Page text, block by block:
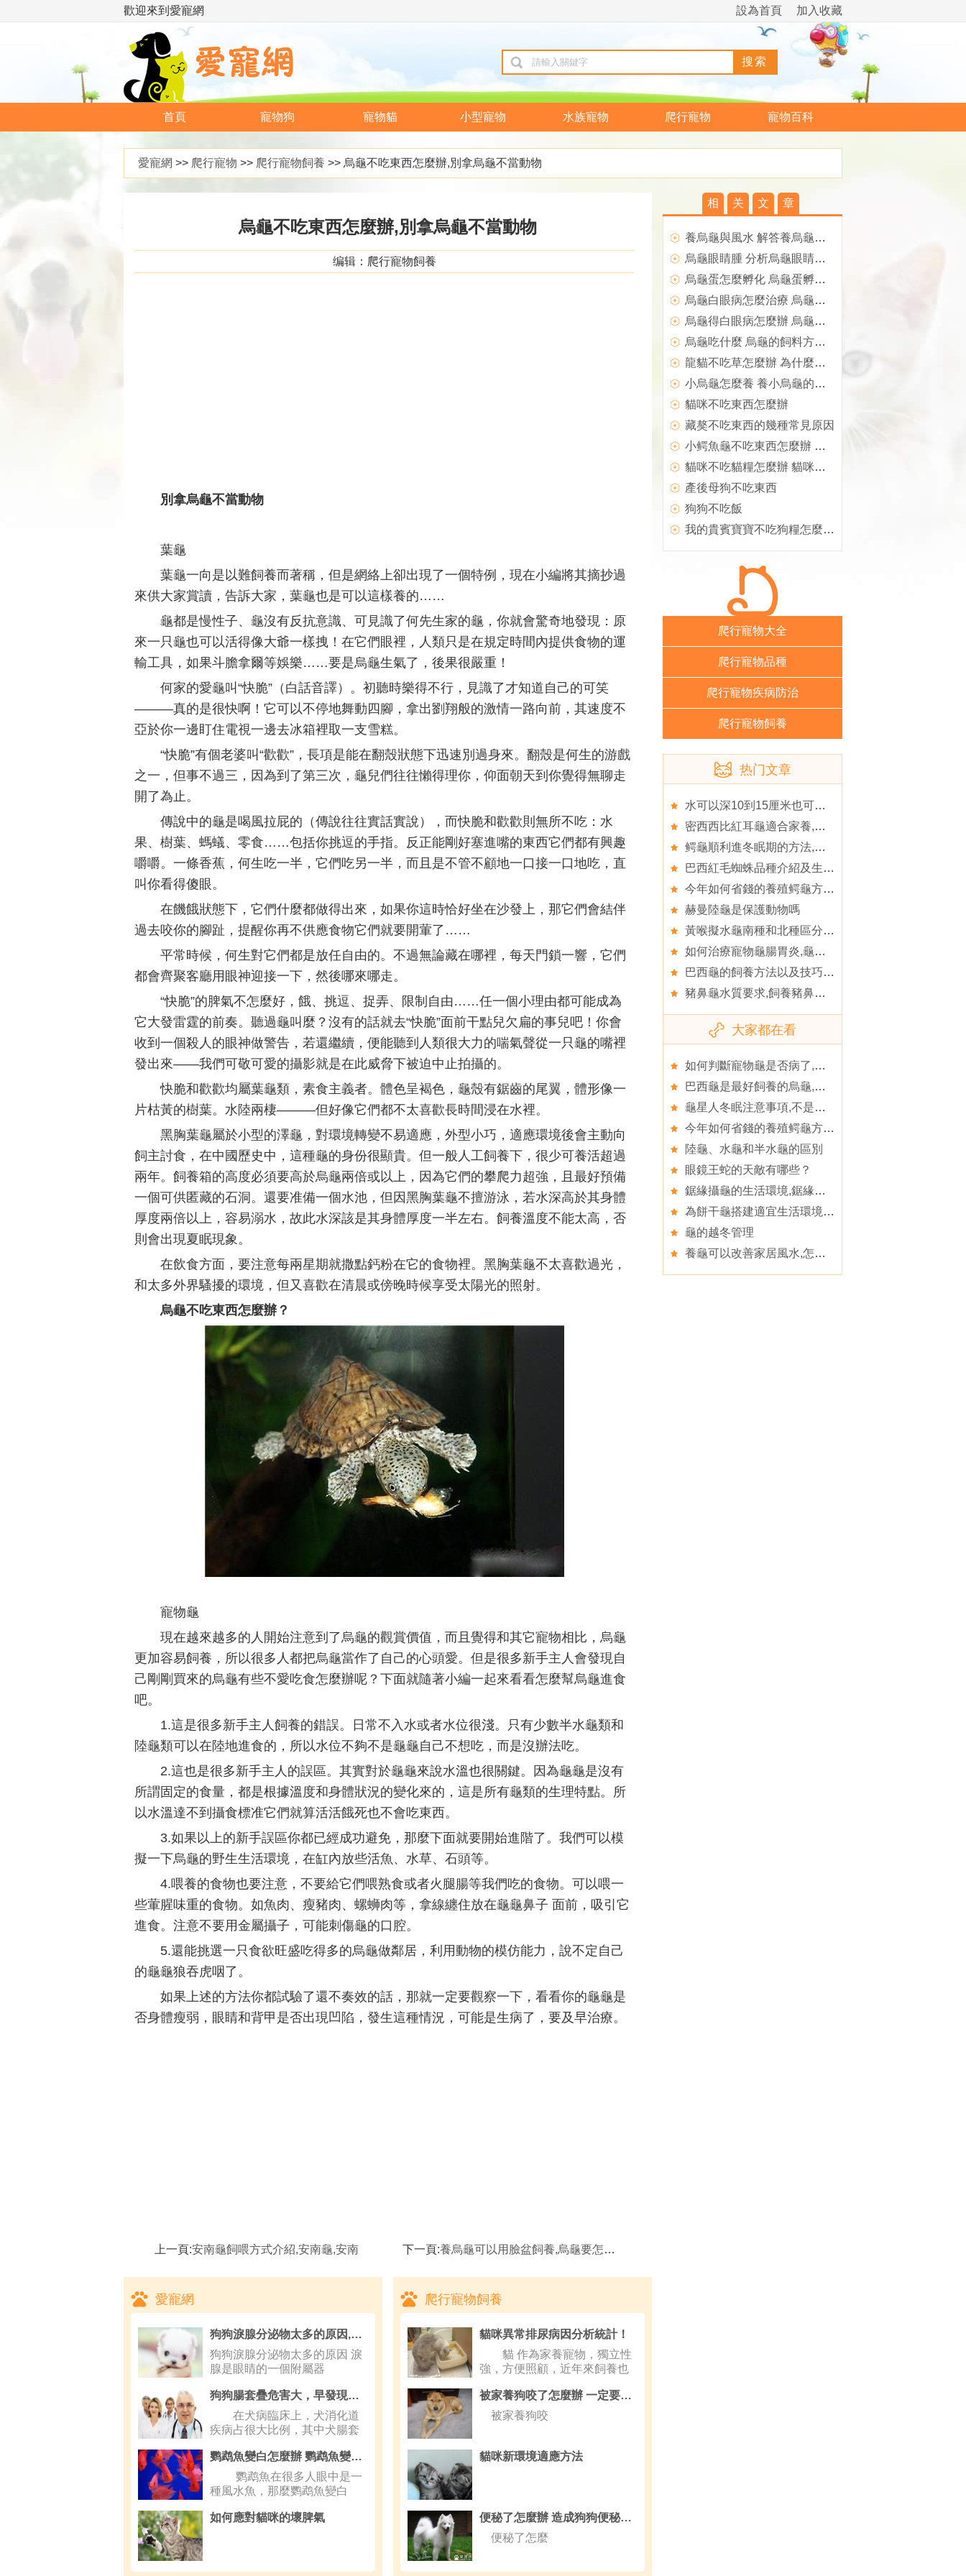
歡迎來到愛寵網 加入收藏
設為首頁
首頁 寵物狗 寵物貓 小型寵物 水族寵物 爬行寵物 寵物百科
愛寵網 >> 爬行寵物 >> 爬行寵物飼養 >> 烏龜不吃東西怎麼辦,別拿烏龜不當動物
烏龜不吃東西怎麼辦,別拿烏龜不當動物
编辑：爬行寵物飼養
別拿烏龜不當動物
葉龜
葉龜一向是以難飼養而著稱，但是網絡上卻出現了一個特例，現在小編將其摘抄過
來供大家賞讀，告訴大家，葉龜也是可以這樣養的……
龜都是慢性子、龜沒有反抗意識、可見識了何先生家的龜，你就會驚奇地發現：原
來一只龜也可以活得像大爺一樣拽！在它們眼裡，人類只是在規定時間內提供食物的運
輸工具，如果斗膽拿爾等娛樂……要是烏龜生氣了，後果很嚴重！
何家的愛龜叫“快脆”（白話音譯）。初聽時樂得不行，見識了才知道自己的可笑
———真的是很快啊！它可以不停地舞動四腳，拿出劉翔般的激情一路向前，其速度不
亞於你一邊盯住電視一邊去冰箱裡取一支雪糕。
“快脆”有個老婆叫“歡歡”，長項是能在翻殼狀態下迅速別過身來。翻殼是何生的游戲
之一，但事不過三，因為到了第三次，龜兒們往往懶得理你，仰面朝天到你覺得無聊走
開了為止。
傳說中的龜是喝風拉屁的（傳說往往實話實說），而快脆和歡歡則無所不吃：水
果、樹葉、螞蟻、零食……包括你挑逗的手指。反正能剛好塞進嘴的東西它們都有興趣
嚼嚼。一條香蕉，何生吃一半，它們吃另一半，而且是不管不顧地一口接一口地吃，直
叫你看得傻眼。
在饑餓狀態下，它們什麼都做得出來，如果你這時恰好坐在沙發上，那它們會結伴
過去咬你的腳趾，提醒你再不供應食物它們就要開葷了……
平常時候，何生對它們都是放任自由的。不過無論藏在哪裡，每天門鎖一響，它們
都會齊聚客廳用眼神迎接一下，然後哪來哪走。
“快脆”的脾氣不怎麼好，餓、挑逗、捉弄、限制自由……任一個小理由都可能成為
它大發雷霆的前奏。聽過龜叫麼？沒有的話就去“快脆”面前干點兒欠扁的事兒吧！你會
收到一個殺人的眼神做警告，若還繼續，便能聽到人類很大力的喘氣聲從一只龜的嘴裡
發出來——我們可敬可愛的攝影就是在此威脅下被迫中止拍攝的。
快脆和歡歡均屬葉龜類，素食主義者。體色呈褐色，龜殼有鋸齒的尾翼，體形像一
片枯黃的樹葉。水陸兩棲———但好像它們都不太喜歡長時間浸在水裡。
黑胸葉龜屬於小型的澤龜，對環境轉變不易適應，外型小巧，適應環境後會主動向
飼主討食，在中國歷史中，這種龜的身份很顯貴。但一般人工飼養下，很少可養活超過
兩年。飼養箱的高度必須要高於烏龜兩倍或以上，因為它們的攀爬力超強，且最好預備
一個可供匿藏的石洞。還要准備一個水池，但因黑胸葉龜不擅游泳，若水深高於其身體
厚度兩倍以上，容易溺水，故此水深該是其身體厚度一半左右。飼養溫度不能太高，否
則會出現夏眠現象。
在飲食方面，要注意每兩星期就撒點鈣粉在它的食物裡。黑胸葉龜不太喜歡過光，
和太多外界騷擾的環境，但又喜歡在清晨或傍晚時候享受太陽光的照射。
烏龜不吃東西怎麼辦？
寵物龜
現在越來越多的人開始注意到了烏龜的觀賞價值，而且覺得和其它寵物相比，烏龜
更加容易飼養，所以很多人都把烏龜當作了自己的心頭愛。但是很多新手主人會發現自
己剛剛買來的烏龜有些不愛吃食怎麼辦呢？下面就隨著小編一起來看看怎麼幫烏龜進食
吧。
1.這是很多新手主人飼養的錯誤。日常不入水或者水位很淺。只有少數半水龜類和
陸龜類可以在陸地進食的，所以水位不夠不是龜龜自己不想吃，而是沒辦法吃。
2.這也是很多新手主人的誤區。其實對於龜龜來說水溫也很關鍵。因為龜龜是沒有
所謂固定的食量，都是根據溫度和身體狀況的變化來的，這是所有龜類的生理特點。所
以水溫達不到攝食標准它們就算活活餓死也不會吃東西。
3.如果以上的新手誤區你都已經成功避免，那麼下面就要開始進階了。我們可以模
擬一下烏龜的野生生活環境，在缸內放些活魚、水草、石頭等。
4.喂養的食物也要注意，不要給它們喂熟食或者火腿腸等我們吃的食物。可以喂一
些葷腥味重的食物。如魚肉、瘦豬肉、螺蛳肉等，拿線纏住放在龜龜鼻子 面前，吸引它
進食。注意不要用金屬攝子，可能刺傷龜的口腔。
5.還能挑選一只食欲旺盛吃得多的烏龜做鄰居，利用動物的模仿能力，說不定自己
的龜龜狼吞虎咽了。
如果上述的方法你都試驗了還不奏效的話，那就一定要觀察一下，看看你的龜龜是
否身體瘦弱，眼睛和背甲是否出現凹陷，發生這種情況，可能是生病了，要及早治療。
上一頁:安南龜飼喂方式介紹,安南龜,安南 下一頁:養烏龜可以用臉盆飼養,烏龜要怎麼養
愛寵網
狗狗淚腺分泌物太多的原因,眼科
狗狗淚腺分泌物太多的原因 淚
腺是眼睛的一個附屬器
狗狗腸套疊危害大，早發現、早治療是關鍵！
在犬病臨床上，犬消化道
疾病占很大比例，其中犬腸套
鹦鹉魚變白怎麼辦 鹦鹉魚變白解決辦法推薦
鹦鹉魚在很多人眼中是一
種風水魚，那麼鹦鹉魚變白
如何應對貓咪的壞脾氣
爬行寵物飼養
貓咪異常排尿病因分析統計！
貓 作為家養寵物，獨立性
強，方便照顧，近年來飼養也
被家養狗咬了怎麼辦 一定要治療預防
被家養狗咬
貓咪新環境適應方法
便秘了怎麼辦 造成狗狗便秘的主要原因
便秘了怎麼
相 关 文 章
養烏龜與風水 解答養烏龜是否影響風水
烏龜眼睛腫 分析烏龜眼睛腫了怎麼辦？
烏龜蛋怎麼孵化 烏龜蛋孵化方法
烏龜白眼病怎麼治療 烏龜白眼病治療方法
烏龜得白眼病怎麼辦 烏龜白眼病解決方案
烏龜吃什麼 烏龜的飼料方法介紹
龍貓不吃草怎麼辦 為什麼會發生龍貓挑食
小烏龜怎麼養 養小烏龜的方法
貓咪不吃東西怎麼辦
藏獒不吃東西的幾種常見原因
小鳄魚龜不吃東西怎麼辦 是什麼原因
貓咪不吃貓糧怎麼辦 貓咪不吃貓糧的解決辦法
產後母狗不吃東西
狗狗不吃飯
我的貴賓寶寶不吃狗糧怎麼辦？
爬行寵物大全
爬行寵物品種
爬行寵物疾病防治
爬行寵物飼養
热门文章
水可以深10到15厘米也可以,可以
密西西比紅耳龜適合家養,新購小龜的飼養方法
鳄龜順利進冬眠期的方法,鳄龜生長速度
巴西紅毛蜘蛛品種介紹及生活習性
今年如何省錢的養殖鳄龜方法,鳄龜的養護知識
赫曼陸龜是保護動物嗎
黃喉擬水龜南種和北種區分技巧
如何治療寵物龜腸胃炎,龜腸胃炎的治療方法
巴西龜的飼養方法以及技巧,巴西龜冬眠要多久
豬鼻龜水質要求,飼養豬鼻龜要注意的問題
大家都在看
如何判斷寵物龜是否病了,烏龜胃口不好如何開胃
巴西龜是最好飼養的烏龜,巴西龜冬眠時如何保暖
龜星人冬眠注意事項,不是所有的龜類都要冬眠
今年如何省錢的養殖鳄龜方法,鳄龜的養護知識
陸龜、水龜和半水龜的區別
眼鏡王蛇的天敵有哪些？
鋸緣攝龜的生活環境,鋸緣攝龜的外形特征
為餅干龜搭建適宜生活環境,餅干龜的生活環境
龜的越冬管理
養龜可以改善家居風水,怎樣養好小烏龜